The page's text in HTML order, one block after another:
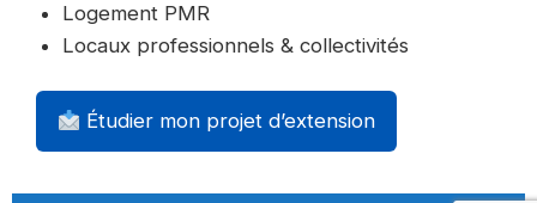
Logement PMR
Locaux professionnels & collectivités
Étudier mon projet d’extension